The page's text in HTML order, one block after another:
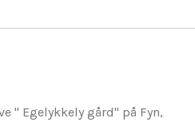
" Egelykkely gård" på Fyn,